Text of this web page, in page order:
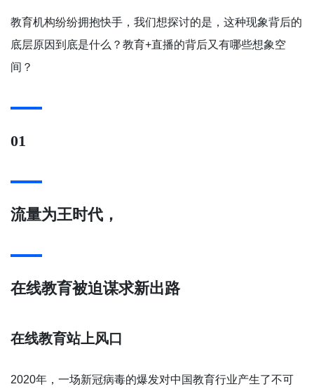
教育机构纷纷拥抱快手，我们想探讨的是，这种现象背后的
底层原因到底是什么？教育+直播的背后又有哪些想象空
间？
01
流量为王时代，
在线教育被迫谋求新出路
在线教育站上风口
2020年，一场新冠病毒的爆发对中国教育行业产生了不可